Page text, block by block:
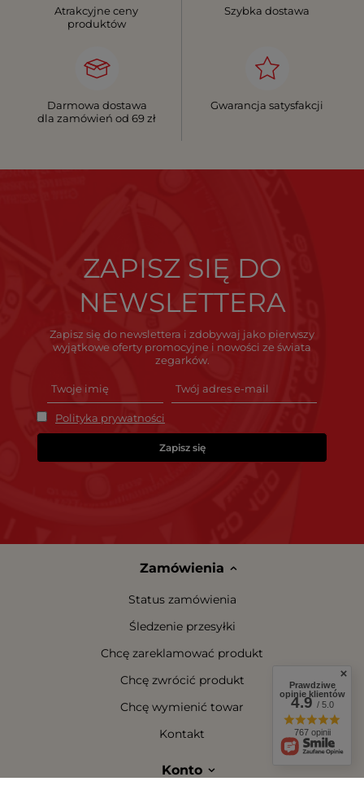
Atrakcyjne ceny
produktów
Szybka dostawa
Darmowa dostawa
dla zamówień od 69 zł
Gwarancja satysfakcji
ZAPISZ SIĘ DO
NEWSLETTERA
Zapisz się do newslettera i zdobywaj jako pierwszy
wyjątkowe oferty promocyjne i nowości ze świata
zegarków.
Polityka prywatności
Zapisz się
Zamówienia
Status zamówienia
Śledzenie przesyłki
Chcę zareklamować produkt
Chcę zwrócić produkt
Chcę wymienić towar
Kontakt
Konto
Prawdziwe
opinie klientów
4.9/ 5.0
767 opinii